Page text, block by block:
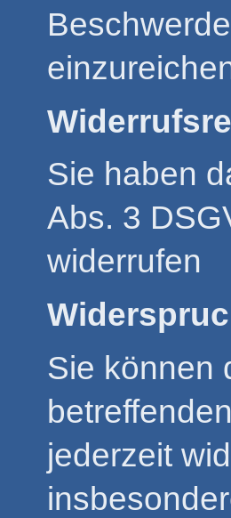
Sie haben
Abs. 3
widerrufen
Sie können
jederzeit